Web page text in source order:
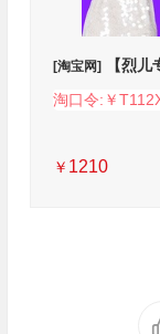
[淘宝网]【烈儿
淘口令:￥
￥ 1210